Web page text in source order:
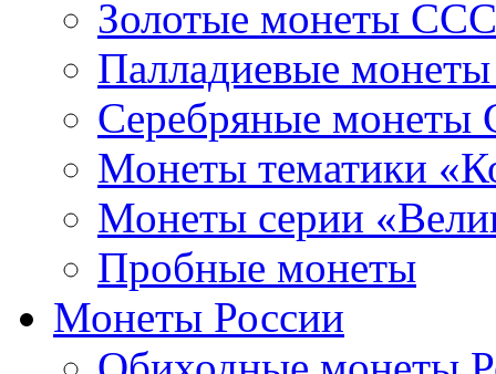
Золотые монеты
Палладиевые
Серебряные монеты
Монеты тематики
Монеты серии
Пробные монеты
Монеты России